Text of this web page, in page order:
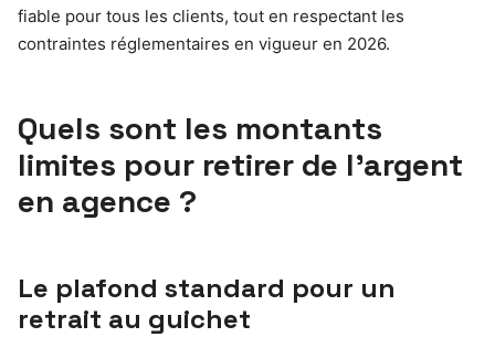
fiable pour tous les clients, tout en respectant les
contraintes réglementaires en vigueur en 2026.
Quels sont les montants
limites pour retirer de l’argent
en agence ?
Le plafond standard pour un
retrait au guichet